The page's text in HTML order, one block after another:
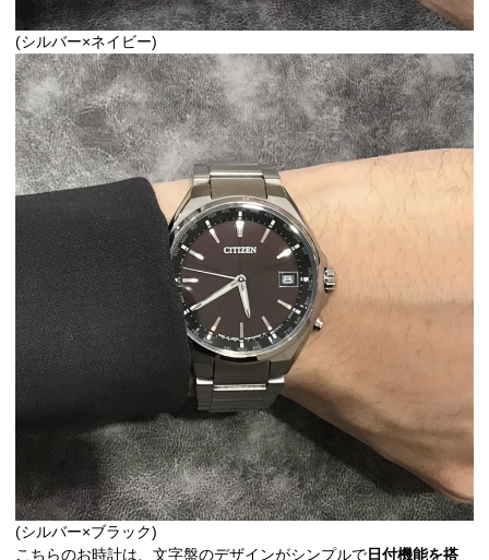
(シルバー×ネイビー)
(シルバー×ブラック)
こちらのお時計は、文字盤のデザインがシンプルで日付機能を搭